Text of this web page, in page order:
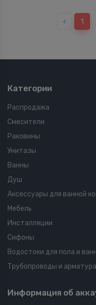
‹ 1
Категории
Распродажа
Смесители
Раковины
Унитазы
Ванны
Душ
Аксессуары для ванной
Мебель
Инсталляции
Сифоны
Водостоки для пола и
Трубопроводы и арматура
Информация об